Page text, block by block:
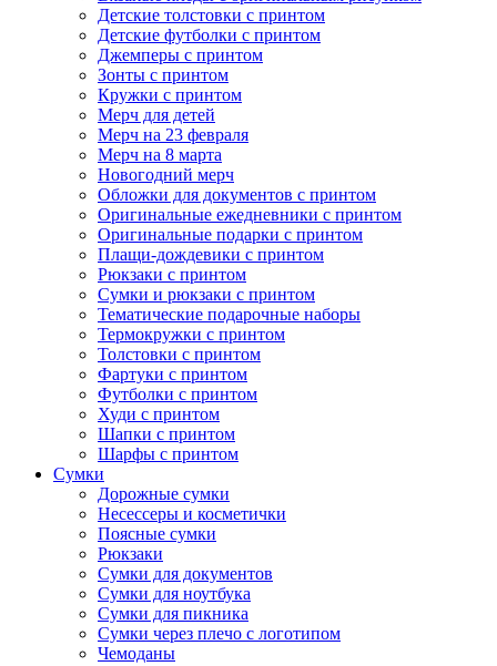
Детские толстовки с принтом
Детские футболки с принтом
Джемперы с принтом
Зонты с принтом
Кружки с принтом
Мерч для детей
Мерч на 23 февраля
Мерч на 8 марта
Новогодний мерч
Обложки для документов с принтом
Оригинальные ежедневники с принтом
Оригинальные подарки с принтом
Плащи-дождевики с принтом
Рюкзаки с принтом
Сумки и рюкзаки с принтом
Тематические подарочные наборы
Термокружки с принтом
Толстовки с принтом
Фартуки с принтом
Футболки с принтом
Худи с принтом
Шапки с принтом
Шарфы с принтом
Сумки
Дорожные сумки
Несессеры и косметички
Поясные сумки
Рюкзаки
Сумки для документов
Сумки для ноутбука
Сумки для пикника
Сумки через плечо с логотипом
Чемоданы